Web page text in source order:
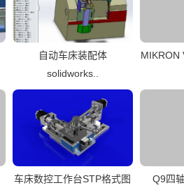
自动车床装配体
solidworks..
MIKRON
车床数控工作台STP格式图
Q9四